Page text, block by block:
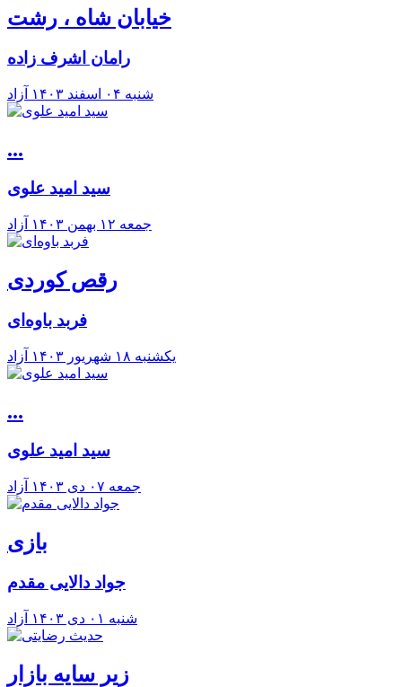
خیابان شاه ، رشت
رامان اشرف زاده
شنبه ۰۴ اسفند ۱۴۰۳ آزاد
...
سید امید علوی
جمعه ۱۲ بهمن ۱۴۰۳ آزاد
رقص کوردی
فربد باوه‌ای
يکشنبه ۱۸ شهريور ۱۴۰۳ آزاد
...
سید امید علوی
جمعه ۰۷ دی ۱۴۰۳ آزاد
بازی
جواد دالایی مقدم
شنبه ۰۱ دی ۱۴۰۳ آزاد
زیر سایه بازار